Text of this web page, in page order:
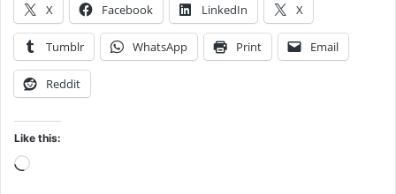
X Facebook LinkedIn X
Tumblr WhatsApp Print Email
Reddit
Like this:
Loading…